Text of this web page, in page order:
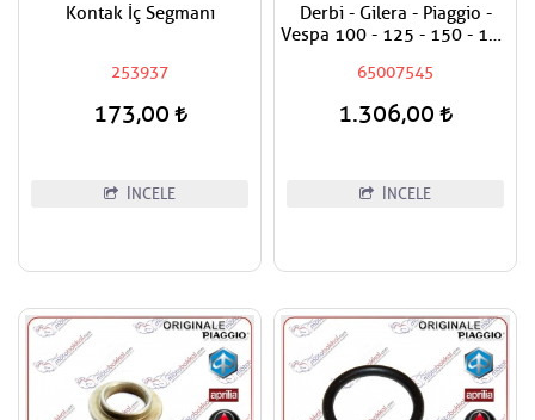
Kontak İç Segmanı
253937
173,00
İNCELE
Derbi - Gilera - Piaggio -
Vespa 100 - 125 - 150 - 180
Maşa Rulman Set Alt - Furş
Rulman Set Alt
65007545
1.306,00
İNCELE